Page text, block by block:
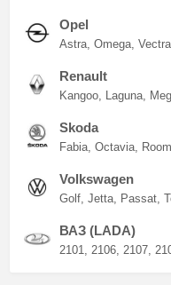
Opel
Astra Omega Vectra
Renault
Kangoo Laguna
Skoda
Fabia Octavia
Volkswagen
Golf Jetta Passat
ВАЗ (LADA)
2101 2106 2107